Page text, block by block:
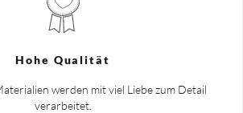
Hohe Qualität
werden mit viel Liebe zum Detail
verarbeitet.